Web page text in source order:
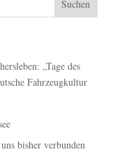
„Tage des
Fahrzeugkultur
bisher verbunden